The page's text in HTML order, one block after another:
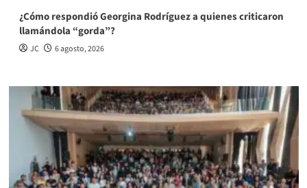
¿Cómo respondió Georgina Rodríguez a quienes criticaron
llamándola “gorda”?
JC 6 agosto, 2026